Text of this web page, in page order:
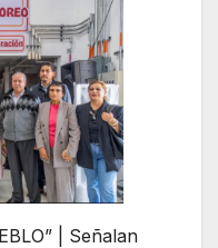
| Señalan